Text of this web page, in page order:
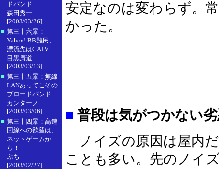
ドバンド
森田秀一
[2003/03/26]
■ 第三十六景：
Yahoo! BB難民、
漂流先はCATV
目黒廣道
[2003/03/13]
■ 第三十五景：無線
LANあってこその
ブロードバンド
カンターノ
[2003/03/06]
■ 第三十四景：高速
回線への欲望は、
ネットゲームか
ら！
ぷち
[2003/02/27]
安定なのは変わらず。
かった。
■ 普段は気がつかない
ノイズの原因は屋内
ことも多い。先のノイ